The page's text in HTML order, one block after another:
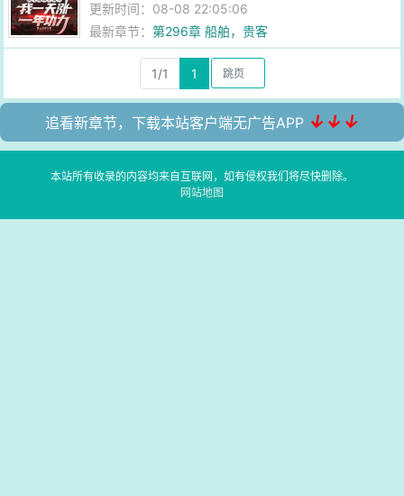
更新时间：08-08 22:05:06
最新章节：第296章 船舶，贵客
1/1 1
追看新章节，下载本站客户端无广告APP ↓↓↓
本站所有收录的内容均来自互联网，如有侵权我们将尽快删除。
网站地图